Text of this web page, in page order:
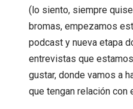
(lo siento, siempre
bromas, empezamos
podcast y nueva etapa
entrevistas que
gustar, donde vamos a
que tengan relación con